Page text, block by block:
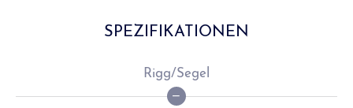
SPEZIFIKATIONEN
Rigg/Segel